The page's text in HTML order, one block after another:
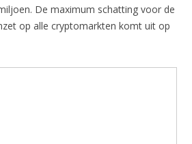
De maximum schatting voor de
op alle cryptomarkten komt uit op